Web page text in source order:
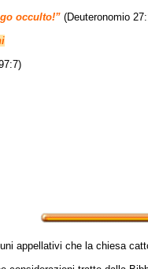
occulto!” (Deuteronomio
appellativi che la chiesa